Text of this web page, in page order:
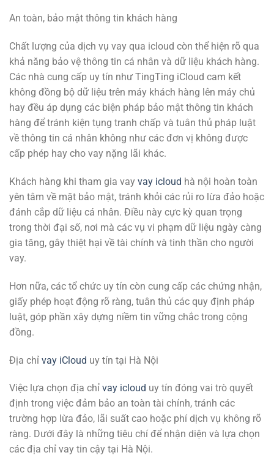
An toàn, bảo mật thông tin khách hàng
Chất lượng của dịch vụ vay qua icloud còn thể hiện rõ qua
khả năng bảo vệ thông tin cá nhân và dữ liệu khách hàng.
Các nhà cung cấp uy tín như TingTing iCloud cam kết
không đồng bộ dữ liệu trên máy khách hàng lên máy chủ
hay đều áp dụng các biện pháp bảo mật thông tin khách
hàng để tránh kiện tụng tranh chấp và tuân thủ pháp luật
về thông tin cá nhân không như các đơn vị không được
cấp phép hay cho vay nặng lãi khác.
Khách hàng khi tham gia vay vay icloud hà nội hoàn toàn
yên tâm về mặt bảo mật, tránh khỏi các rủi ro lừa đảo hoặc
đánh cắp dữ liệu cá nhân. Điều này cực kỳ quan trọng
trong thời đại số, nơi mà các vụ vi phạm dữ liệu ngày càng
gia tăng, gây thiệt hại về tài chính và tinh thần cho người
vay.
Hơn nữa, các tổ chức uy tín còn cung cấp các chứng nhận,
giấy phép hoạt động rõ ràng, tuân thủ các quy định pháp
luật, góp phần xây dựng niềm tin vững chắc trong cộng
đồng.
Địa chỉ vay iCloud uy tín tại Hà Nội
Việc lựa chọn địa chỉ vay icloud uy tín đóng vai trò quyết
định trong việc đảm bảo an toàn tài chính, tránh các
trường hợp lừa đảo, lãi suất cao hoặc phí dịch vụ không rõ
ràng. Dưới đây là những tiêu chí để nhận diện và lựa chọn
các địa chỉ vay tin cậy tại Hà Nội.